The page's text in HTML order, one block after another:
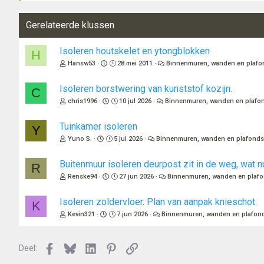
Gerelateerde klussen
H Isoleren houtskelet en ytongblokken
Hansw53 28 mei 2011 Binnenmuren, wanden en
C Isoleren borstwering van kunststof kozijn.
chris1996 10 jul 2026 Binnenmuren, wanden en
Y Tuinkamer isoleren
Yuno S. 5 jul 2026 Binnenmuren, wanden en plafonds
R Buitenmuur isoleren deurpost zit in de weg, wat
Renske94 27 jun 2026 Binnenmuren, wanden en
K Isoleren zoldervloer. Plan van aanpak knieschot.
Kevin321 7 jun 2026 Binnenmuren, wanden en
Deel: Facebook
BlueskyLinkedInPinterest
Link